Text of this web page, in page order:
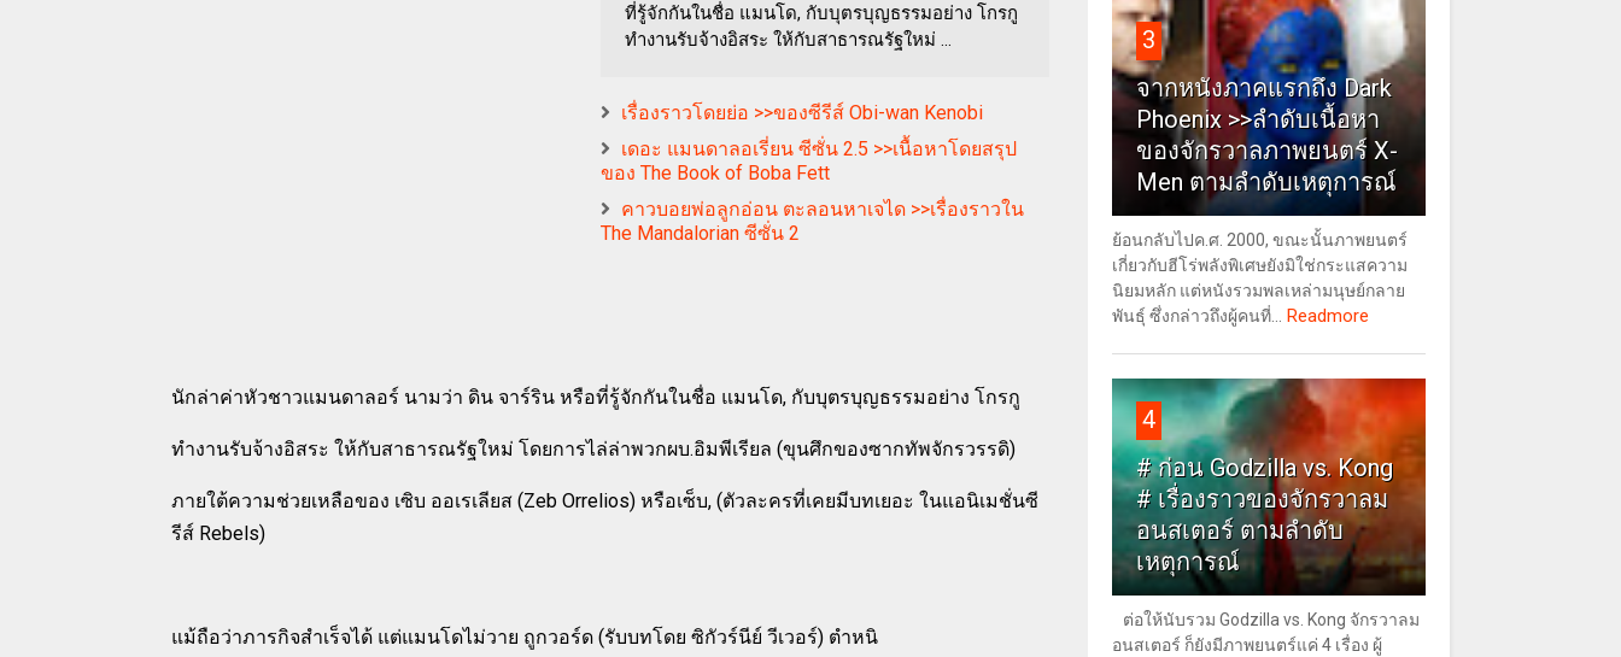
ที่รู้จักกันในชื่อ แมนโด, กับบุตรบุญธรรมอย่าง โกรกู
ทำงานรับจ้างอิสระ ให้กับสาธารณรัฐใหม่ ...
เรื่องราวโดยย่อ >>ของซีรีส์ Obi-wan Kenobi
เดอะ แมนดาลอเรี่ยน ซีซั่น 2.5 >>เนื้อหาโดยสรุป
ของ The Book of Boba Fett
คาวบอยพ่อลูกอ่อน ตะลอนหาเจได >>เรื่องราวใน
The Mandalorian ซีซั่น 2
นักล่าค่าหัวชาวแมนดาลอร์ นามว่า ดิน จาร์ริน หรือที่รู้จักกันในชื่อ แมนโด, กับบุตรบุญธรรมอย่าง โกรกู
ทำงานรับจ้างอิสระ ให้กับสาธารณรัฐใหม่ โดยการไล่ล่าพวกผบ.อิมพีเรียล (ขุนศึกของซากทัพจักรวรรดิ)
ภายใต้ความช่วยเหลือของ เซิบ ออเรเลียส (Zeb Orrelios) หรือเซ็บ, (ตัวละครที่เคยมีบทเยอะ ในแอนิเมชั่นซี
รีส์ Rebels)
แม้ถือว่าภารกิจสำเร็จได้ แต่แมนโดไม่วาย ถูกวอร์ด (รับบทโดย ซิกัวร์นีย์ วีเวอร์) ตำหนิ
3
จากหนังภาคแรกถึง Dark
Phoenix >>ลำดับเนื้อหา
ของจักรวาลภาพยนตร์ X-
Men ตามลำดับเหตุการณ์
ย้อนกลับไปค.ศ. 2000, ขณะนั้นภาพยนตร์
เกี่ยวกับฮีโร่พลังพิเศษยังมิใช่กระแสความ
นิยมหลัก แต่หนังรวมพลเหล่ามนุษย์กลาย
พันธุ์ ซึ่งกล่าวถึงผู้คนที่...
Readmore
4
# ก่อน Godzilla vs. Kong
# เรื่องราวของจักรวาลม
อนสเตอร์ ตามลำดับ
เหตุการณ์
ต่อให้นับรวม Godzilla vs. Kong จักรวาลม
อนสเตอร์ ก็ยังมีภาพยนตร์แค่ 4 เรื่อง ผู้